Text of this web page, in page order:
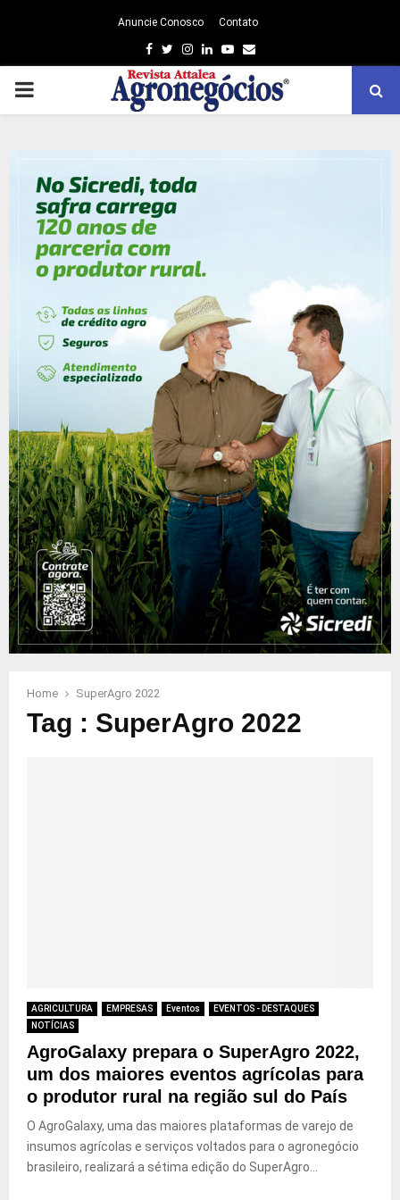
Anuncie Conosco Contato
Facebook
TwitterInstagram
LinkedinYoutube
Email
PRIMARY
Home SuperAgro 2022
Tag : SuperAgro 2022
AGRICULTURA EMPRESAS Eventos
EVENTOS - DESTAQUES
NOTÍCIAS
AgroGalaxy prepara o SuperAgro 2022,
um dos maiores eventos agrícolas para
o produtor rural na região sul do País
O AgroGalaxy, uma das maiores plataformas de varejo de
insumos agrícolas e serviços voltados para o agronegócio
brasileiro, realizará a sétima edição do SuperAgro...